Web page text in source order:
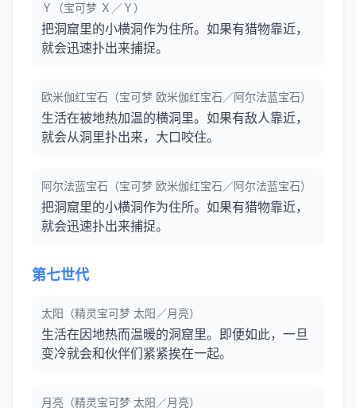
Ｙ（宝可梦 Ｘ／Ｙ）
把洞窟里的小横洞作为住所。如果有猎物靠近，
就会迅速扑出来捕捉。
欧米伽红宝石（宝可梦 欧米伽红宝石／阿尔法蓝宝石）
生活在被地热加温的横洞里。如果有敌人靠近，
就会从洞里扑出来，大口咬住。
阿尔法蓝宝石（宝可梦 欧米伽红宝石／阿尔法蓝宝石）
把洞窟里的小横洞作为住所。如果有猎物靠近，
就会迅速扑出来捕捉。
第七世代
太阳（精灵宝可梦 太阳／月亮）
生活在因地热而温暖的洞窟里。即便如此，一旦
变冷就会和伙伴们紧紧挨在一起。
月亮（精灵宝可梦 太阳／月亮）